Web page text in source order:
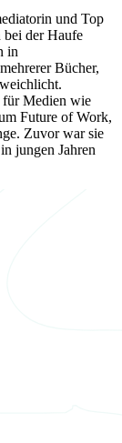
und Top
bei der Haufe
in
Bücher,
für Medien wie
Future of Work,
Zuvor war sie
jungen Jahren